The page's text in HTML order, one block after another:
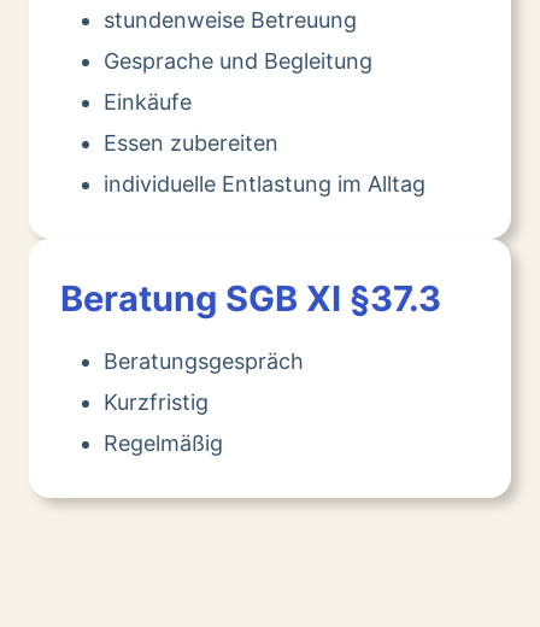
stundenweise Betreuung
Gesprache und Begleitung
Einkäufe
Essen zubereiten
individuelle Entlastung im Alltag
Beratung SGB XI §37.3
Beratungsgespräch
Kurzfristig
Regelmäßig